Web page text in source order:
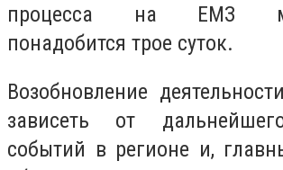
процесса на ЕМЗ
понадобится трое суток.
Возобновление
зависеть от
событий в регионе и,